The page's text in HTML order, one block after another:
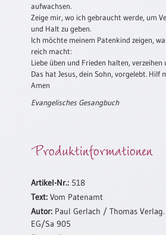
Hochzeitsjubiläum
neutrale
Urkunden
Abendmahlszulassung
Kirchen(wieder)eintritt
Poster
Neuerscheinungen
Einzelposter
aufwachsen.
Zeige mir, wo ich gebraucht werde, um
und Halt zu geben.
Ich möchte meinem Patenkind zeigen,
reich macht:
Liebe üben und Frieden halten,
Das hat Jesus, dein Sohn, vorgelebt. Hilf
Amen
Evangelisches Gesangbuch
Produktinformationen
Artikel-Nr.: 518
Text: Vom Patenamt
Autor: Paul Gerlach / Thomas
EG/Sa 905